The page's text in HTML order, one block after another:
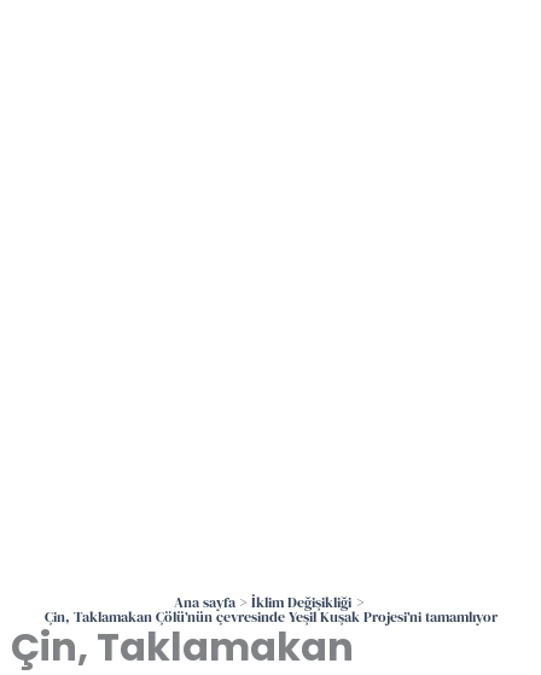
Ana sayfa İklim Değişikliği
Çin, Taklamakan Çölü’nün çevresinde Yeşil Kuşak Projesi’ni tamamlıyor
Çin, Taklamakan